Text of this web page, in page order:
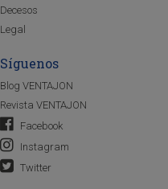
Decesos
Legal
Síguenos
Blog VENTAJON
Revista VENTAJON
Facebook
Instagram
Twitter